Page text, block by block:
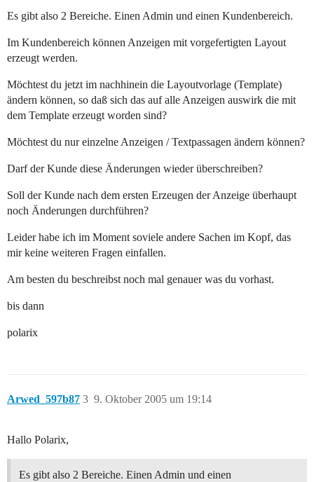
Es gibt also 2 Bereiche. Einen Admin und einen Kundenbereich.
Im Kundenbereich können Anzeigen mit vorgefertigten Layout
erzeugt werden.
Möchtest du jetzt im nachhinein die Layoutvorlage (Template)
ändern können, so daß sich das auf alle Anzeigen auswirk die mit
dem Template erzeugt worden sind?
Möchtest du nur einzelne Anzeigen / Textpassagen ändern können?
Darf der Kunde diese Änderungen wieder überschreiben?
Soll der Kunde nach dem ersten Erzeugen der Anzeige überhaupt
noch Änderungen durchführen?
Leider habe ich im Moment soviele andere Sachen im Kopf, das
mir keine weiteren Fragen einfallen.
Am besten du beschreibst noch mal genauer was du vorhast.
bis dann
polarix
Arwed_597b87 9. Oktober 2005 um 19:14
3
Hallo Polarix,
Es gibt also 2 Bereiche. Einen Admin und einen